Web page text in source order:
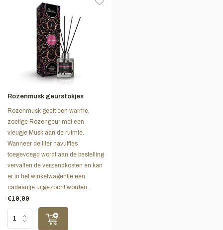
Rozenmusk geurstokjes
Rozenmusk geeft een warme,
zoetige Rozengeur met een
vleugje Musk aan de ruimte.
Wanneer de liter navulfles
toegevoegd wordt aan de bestelling
vervallen de verzendkosten en kan
er in het winkelwagentje een
cadeautje uitgezocht worden.
€19,99